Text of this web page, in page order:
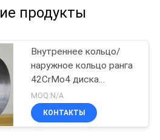
продукты
Внутреннее кольцо/
наружное кольцо ранга
42CrMo4 диска
сокращения
запирающей пластинки
MOQ:N/A
КОНТАКТЫ